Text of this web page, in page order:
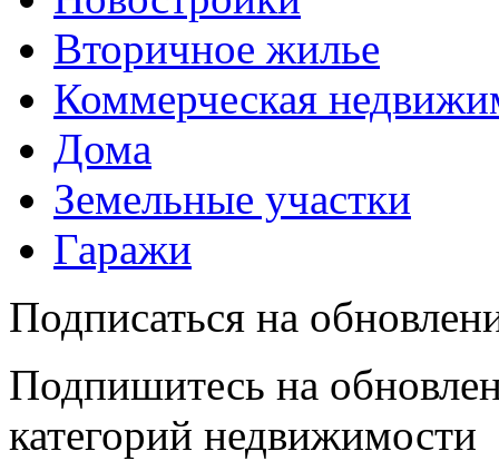
Вторичное жилье
Коммерческая
Дома
Земельные участки
Гаражи
Подписаться на
Подпишитесь на
категорий недвижимости